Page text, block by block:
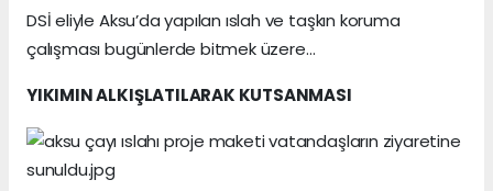
DSİ eliyle Aksu’da yapılan ıslah ve taşkın koruma
çalışması bugünlerde bitmek üzere…
YIKIMIN ALKIŞLATILARAK KUTSANMASI